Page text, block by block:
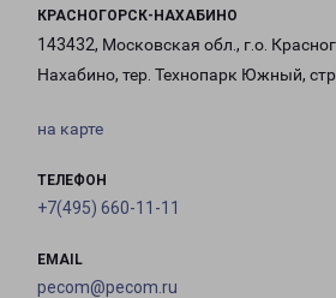
КРАСНОГОРСК-НАХАБИНО
143432, Московская обл., г.о.
Нахабино, тер. Технопарк Южный,
на карте
ТЕЛЕФОН
+7(495) 660-11-11
EMAIL
pecom@pecom.ru